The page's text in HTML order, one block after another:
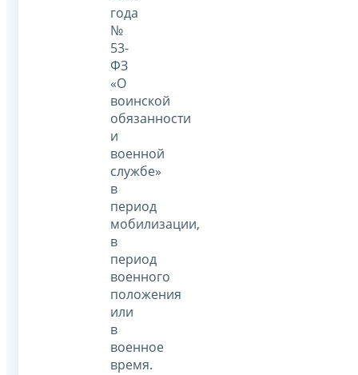
года
№
53-
ФЗ
«О
воинской
обязанности
и
военной
службе»
в
период
мобилизации,
в
период
военного
положения
или
в
военное
время.